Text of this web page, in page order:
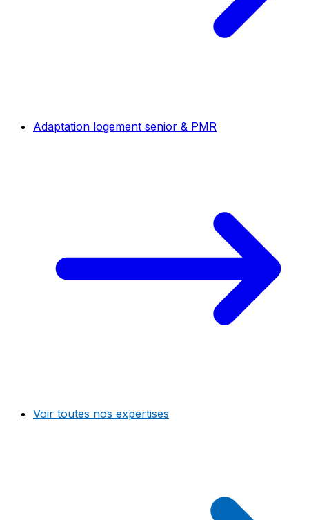
Adaptation logement senior & PMR
Voir toutes nos expertises